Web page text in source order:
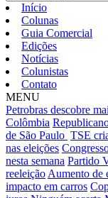
Início
Colunas
Guia Comercial
Edições
Notícias
Colunistas
Contato
MENU
Petrobras descobre
Colômbia
de São Paulo TSE
nas eleições
nesta semana Partido
reeleição Aumento de
impacto em carros